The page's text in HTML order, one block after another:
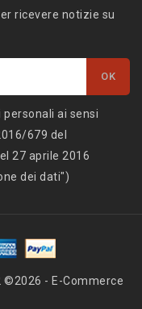
ricevere notizie su
ai sensi
679 del
27 aprile 2016
dei dati")
©2026 - E-Commerce